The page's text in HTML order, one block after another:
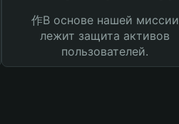
作В основе нашей миссии
лежит защита активов
пользователей.